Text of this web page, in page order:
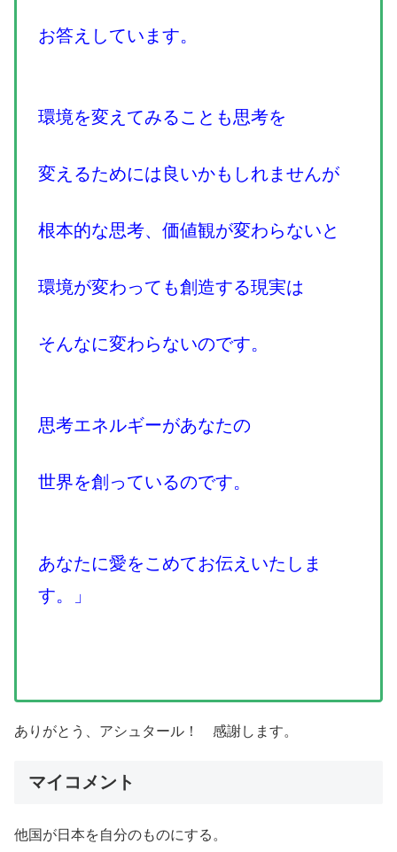
お答えしています。
環境を変えてみることも思考を
変えるためには良いかもしれませんが
根本的な思考、価値観が変わらないと
環境が変わっても創造する現実は
そんなに変わらないのです。
思考エネルギーがあなたの
世界を創っているのです。
あなたに愛をこめてお伝えいたしま
す。」
ありがとう、アシュタール！ 感謝します。
マイコメント
他国が日本を自分のものにする。